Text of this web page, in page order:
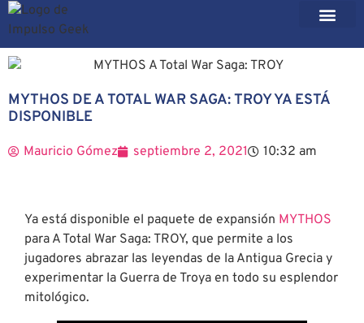
MYTHOS DE A TOTAL WAR SAGA: TROY YA ESTÁ
DISPONIBLE
Mauricio Gómez septiembre 2, 2021 10:32 am
Ya está disponible el paquete de expansión MYTHOS
para A Total War Saga: TROY, que permite a los
jugadores abrazar las leyendas de la Antigua Grecia y
experimentar la Guerra de Troya en todo su esplendor
mitológico.